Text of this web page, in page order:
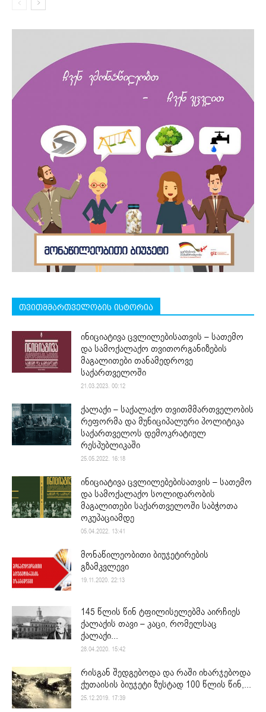
თვითმმართველობის ისტორია
ინიციატივა ცვლილებისათვის – სათემო
და სამოქალაქო თვითორგანიზების
მაგალითები თანამედროვე
საქართველოში
21.03.2023. 00:12
ქალაქი – საქალაქო თვითმმართველობის
რეფორმა და მუნიციპალური პოლიტიკა
საქართველოს დემოკრატიულ
რესპუბლიკაში
25.05.2022. 16:18
ინიციატივა ცვლილებებისათვის – სათემო
და სამოქალაქო სოლიდარობის
მაგალითები საქართველოში საბჭოთა
ოკუპაციამდე
05.04.2022. 13:41
მონაწილეობითი ბიუჯეტირების
გზამკვლევი
19.11.2020. 22:13
145 წლის წინ ტფილისელებმა აირჩიეს
ქალაქის თავი – კაცი, რომელსაც
ქალაქი...
28.04.2020. 15:42
რისგან შედგებოდა და რაში იხარჯებოდა
ქუთაისის ბიუჯეტი ზუსტად 100 წლის წინ,...
25.12.2019. 17:39